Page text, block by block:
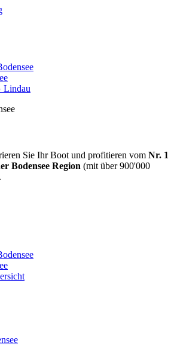
Lindau
Sie Ihr Boot und profitieren vom Nr. 1
Bodensee Region (mit über 900'000